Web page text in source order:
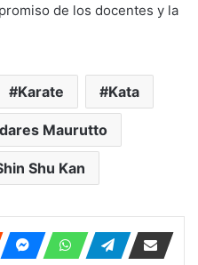
de los docentes y la
Karate Kata
Maurutto
Shu Kan